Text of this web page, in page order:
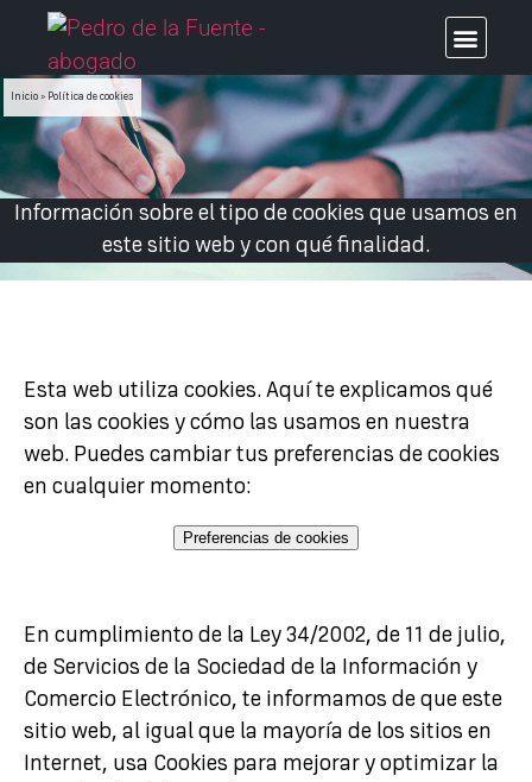
Inicio » Política de cookies
Información sobre el tipo de cookies que usamos en
este sitio web y con qué finalidad.
Esta web utiliza cookies. Aquí te explicamos qué
son las cookies y cómo las usamos en nuestra
web. Puedes cambiar tus preferencias de cookies
en cualquier momento:
Preferencias de cookies
En cumplimiento de la Ley 34/2002, de 11 de julio,
de Servicios de la Sociedad de la Información y
Comercio Electrónico, te informamos de que este
sitio web, al igual que la mayoría de los sitios en
Internet, usa Cookies para mejorar y optimizar la